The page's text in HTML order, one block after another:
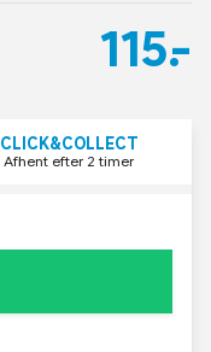
115,-
CLICK&COLLECT
Afhent efter 2 timer